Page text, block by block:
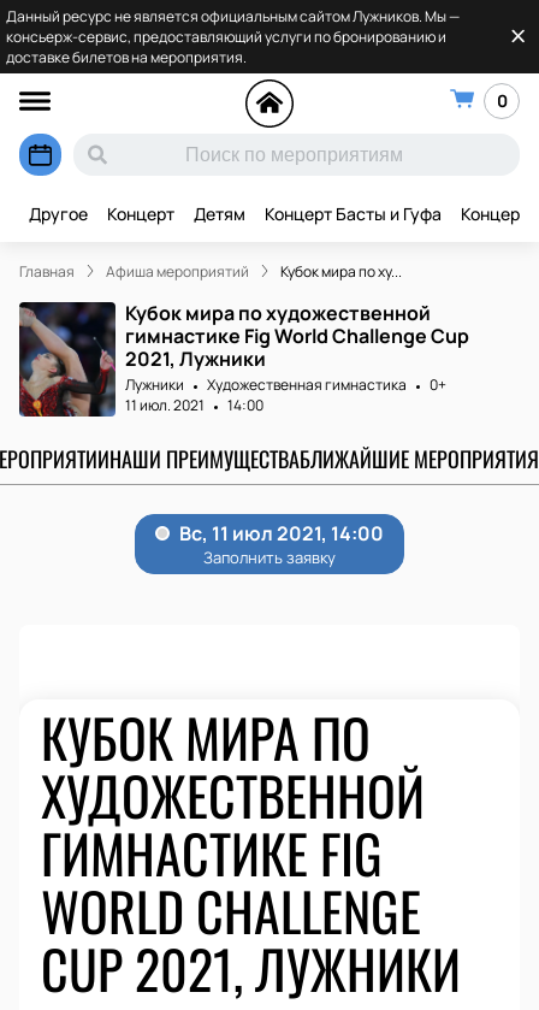
Данный ресурс не является официальным сайтом Лужников. Мы —
консьерж-сервис, предоставляющий услуги по бронированию и
доставке билетов на мероприятия.
0
Другое Концерт Детям Концерт Басты и Гуфа Концерт
Главная Афиша мероприятий Кубок мира по ху...
Кубок мира по художественной
гимнастике Fig World Challenge Cup
2021, Лужники
Лужники Художественная гимнастика
0+
11 июл. 2021
14:00
НАШИ ПРЕИМУЩЕСТВАБЛИЖАЙШИЕ МЕРОПРИЯТИЯ
КУБОК МИРА ПО
ХУДОЖЕСТВЕННОЙ
ГИМНАСТИКЕ FIG
WORLD CHALLENGE
CUP 2021, ЛУЖНИКИ